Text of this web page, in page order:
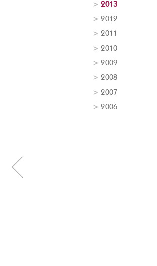
2013
2012
2011
2010
2009
2008
2007
2006